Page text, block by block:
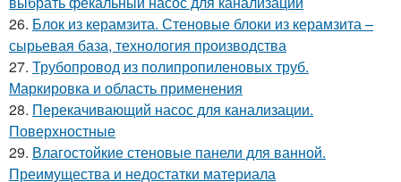
26. Блок из керамзита. Стеновые блоки из керамзита –
сырьевая база, технология производства
27. Трубопровод из полипропиленовых труб.
Маркировка и область применения
28. Перекачивающий насос для канализации.
Поверхностные
29. Влагостойкие стеновые панели для ванной.
Преимущества и недостатки материала